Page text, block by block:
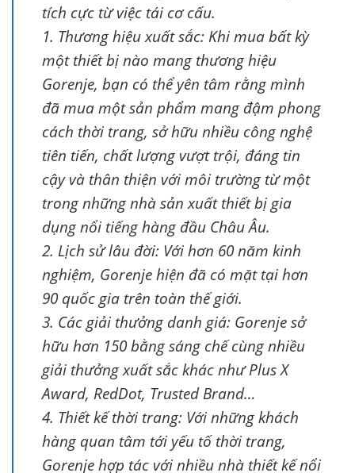
tích cực từ việc tái cơ cấu.
1. Thương hiệu xuất sắc: Khi mua bất kỳ
một thiết bị nào mang thương hiệu
Gorenje, bạn có thể yên tâm rằng mình
đã mua một sản phẩm mang đậm phong
cách thời trang, sở hữu nhiều công nghệ
tiên tiến, chất lượng vượt trội, đáng tin
cậy và thân thiện với môi trường từ một
trong những nhà sản xuất thiết bị gia
dụng nổi tiếng hàng đầu Châu Âu.
2. Lịch sử lâu đời: Với hơn 60 năm kinh
nghiệm, Gorenje hiện đã có mặt tại hơn
90 quốc gia trên toàn thế giới.
3. Các giải thưởng danh giá: Gorenje sở
hữu hơn 150 bằng sáng chế cùng nhiều
giải thưởng xuất sắc khác như Plus X
Award, RedDot, Trusted Brand…
4. Thiết kế thời trang: Với những khách
hàng quan tâm tới yếu tố thời trang,
Gorenje hợp tác với nhiều nhà thiết kế nổi